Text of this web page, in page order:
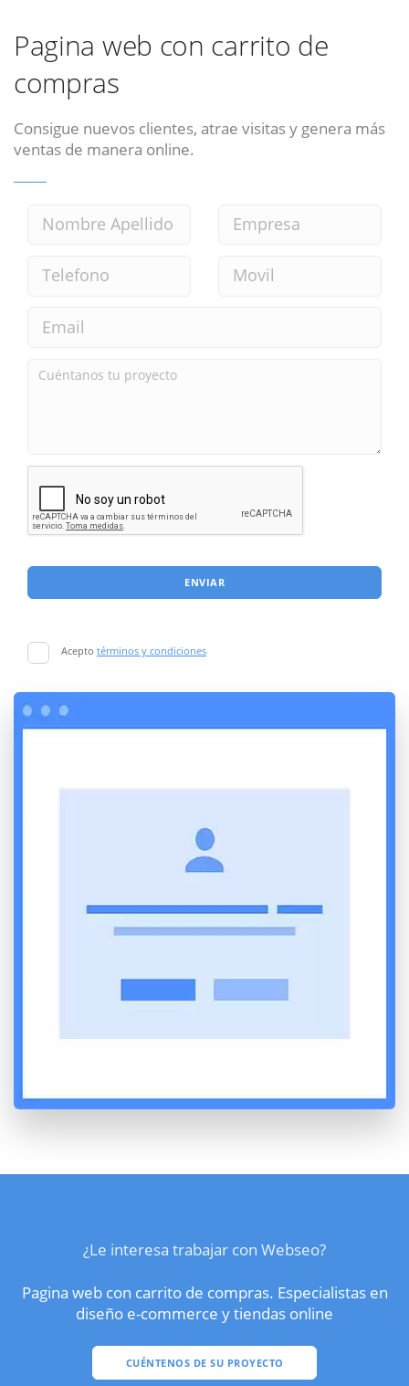
Pagina web con carrito de
compras
Consigue nuevos clientes, atrae visitas y genera más
ventas de manera online.
ENVIAR
Acepto términos y condiciones
¿Le interesa trabajar con Webseo?
Pagina web con carrito de compras. Especialistas en
diseño e-commerce y tiendas online
CUÉNTENOS DE SU PROYECTO